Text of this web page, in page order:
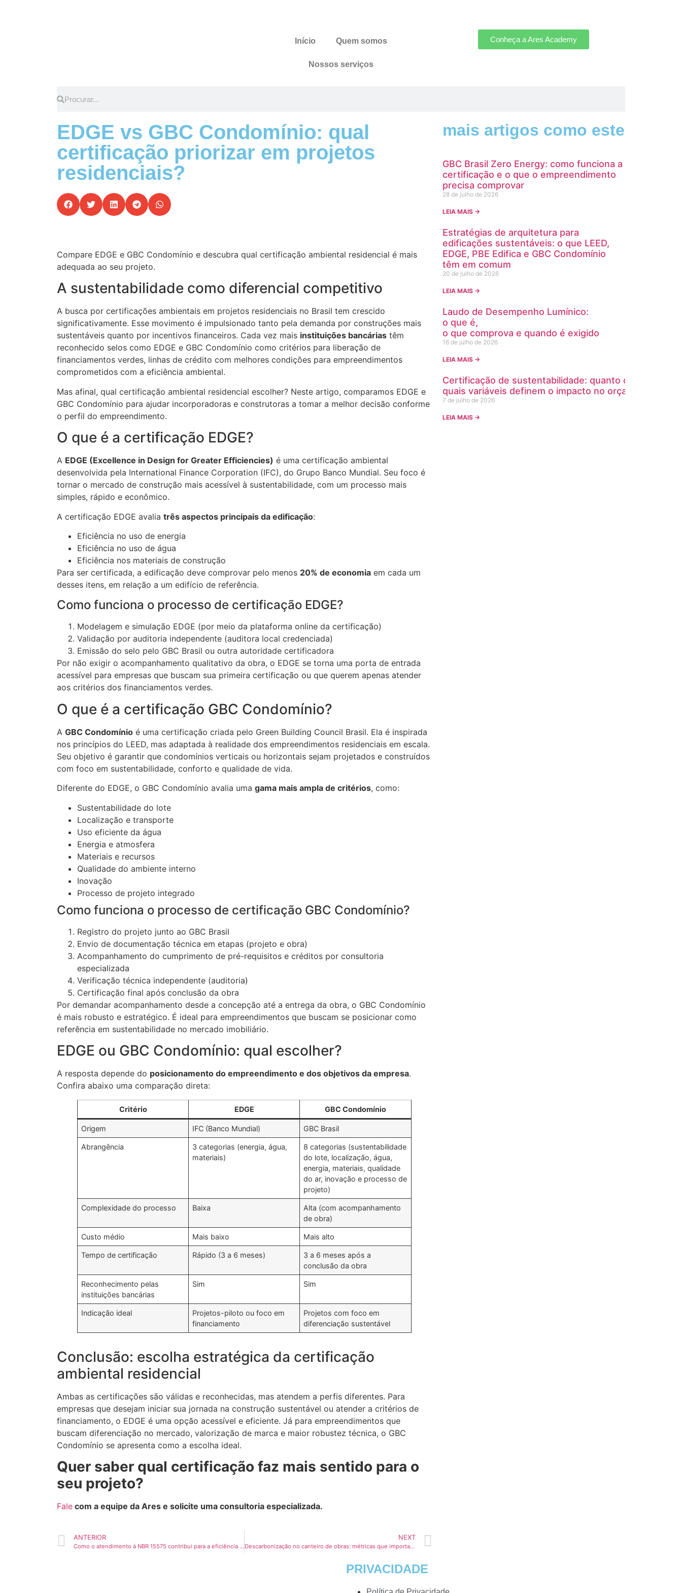
Início Quem somos
Nossos serviços
Conheça a Ares Academy
EDGE vs GBC Condomínio: qual
certificação priorizar em projetos
residenciais?
Compare EDGE e GBC Condomínio e descubra qual certificação ambiental residencial é mais
adequada ao seu projeto.
A sustentabilidade como diferencial competitivo
A busca por certificações ambientais em projetos residenciais no Brasil tem crescido
significativamente. Esse movimento é impulsionado tanto pela demanda por construções mais
sustentáveis quanto por incentivos financeiros. Cada vez mais instituições bancárias têm
reconhecido selos como EDGE e GBC Condomínio como critérios para liberação de
financiamentos verdes, linhas de crédito com melhores condições para empreendimentos
comprometidos com a eficiência ambiental.
Mas afinal, qual certificação ambiental residencial escolher? Neste artigo, comparamos EDGE e
GBC Condomínio para ajudar incorporadoras e construtoras a tomar a melhor decisão conforme
o perfil do empreendimento.
O que é a certificação EDGE?
A EDGE (Excellence in Design for Greater Efficiencies) é uma certificação ambiental
desenvolvida pela International Finance Corporation (IFC), do Grupo Banco Mundial. Seu foco é
tornar o mercado de construção mais acessível à sustentabilidade, com um processo mais
simples, rápido e econômico.
A certificação EDGE avalia três aspectos principais da edificação:
Eficiência no uso de energia
Eficiência no uso de água
Eficiência nos materiais de construção
Para ser certificada, a edificação deve comprovar pelo menos 20% de economia em cada um
desses itens, em relação a um edifício de referência.
Como funciona o processo de certificação EDGE?
Modelagem e simulação EDGE (por meio da plataforma online da certificação)
Validação por auditoria independente (auditora local credenciada)
Emissão do selo pelo GBC Brasil ou outra autoridade certificadora
Por não exigir o acompanhamento qualitativo da obra, o EDGE se torna uma porta de entrada
acessível para empresas que buscam sua primeira certificação ou que querem apenas atender
aos critérios dos financiamentos verdes.
O que é a certificação GBC Condomínio?
A GBC Condomínio é uma certificação criada pelo Green Building Council Brasil. Ela é inspirada
nos princípios do LEED, mas adaptada à realidade dos empreendimentos residenciais em escala.
Seu objetivo é garantir que condomínios verticais ou horizontais sejam projetados e construídos
com foco em sustentabilidade, conforto e qualidade de vida.
Diferente do EDGE, o GBC Condomínio avalia uma gama mais ampla de critérios, como:
Sustentabilidade do lote
Localização e transporte
Uso eficiente da água
Energia e atmosfera
Materiais e recursos
Qualidade do ambiente interno
Inovação
Processo de projeto integrado
Como funciona o processo de certificação GBC Condomínio?
Registro do projeto junto ao GBC Brasil
Envio de documentação técnica em etapas (projeto e obra)
Acompanhamento do cumprimento de pré-requisitos e créditos por consultoria
especializada
Verificação técnica independente (auditoria)
Certificação final após conclusão da obra
Por demandar acompanhamento desde a concepção até a entrega da obra, o GBC Condomínio
é mais robusto e estratégico. É ideal para empreendimentos que buscam se posicionar como
referência em sustentabilidade no mercado imobiliário.
EDGE ou GBC Condomínio: qual escolher?
A resposta depende do posicionamento do empreendimento e dos objetivos da empresa.
Confira abaixo uma comparação direta:
Critério EDGE GBC Condomínio
Origem IFC (Banco Mundial) GBC Brasil
Abrangência
3 categorias (energia, água,
materiais)
8 categorias (sustentabilidade
do lote, localização, água,
energia, materiais, qualidade
do ar, inovação e processo de
projeto)
Complexidade do processo Baixa
Alta (com acompanhamento
de obra)
Custo médio Mais baixo Mais alto
Tempo de certificação Rápido (3 a 6 meses)
3 a 6 meses após a
conclusão da obra
Reconhecimento pelas
instituições bancárias
Sim Sim
Indicação ideal
Projetos-piloto ou foco em
financiamento
Projetos com foco em
diferenciação sustentável
Conclusão: escolha estratégica da certificação
ambiental residencial
Ambas as certificações são válidas e reconhecidas, mas atendem a perfis diferentes. Para
empresas que desejam iniciar sua jornada na construção sustentável ou atender a critérios de
financiamento, o EDGE é uma opção acessível e eficiente. Já para empreendimentos que
buscam diferenciação no mercado, valorização de marca e maior robustez técnica, o GBC
Condomínio se apresenta como a escolha ideal.
Quer saber qual certificação faz mais sentido para o
seu projeto?
Fale com a equipe da Ares e solicite uma consultoria especializada.
ANTERIOR
Como o atendimento à NBR 15575 contribui para a eficiência energética de edifícios residenciais
NEXT
Descarbonização no canteiro de obras: métricas que importam e ferramentas que auxiliam
mais artigos como este
GBC Brasil Zero Energy: como funciona a
certificação e o que o empreendimento
precisa comprovar
28 de julho de 2026
LEIA MAIS →
Estratégias de arquitetura para
edificações sustentáveis: o que LEED,
EDGE, PBE Edifica e GBC Condomínio
têm em comum
20 de julho de 2026
LEIA MAIS →
Laudo de Desempenho Lumínico:
o que é,
o que comprova e quando é exigido
16 de julho de 2026
LEIA MAIS →
Certificação de sustentabilidade: quanto custa e
quais variáveis definem o impacto no orçamento da
7 de julho de 2026
LEIA MAIS →
PRIVACIDADE